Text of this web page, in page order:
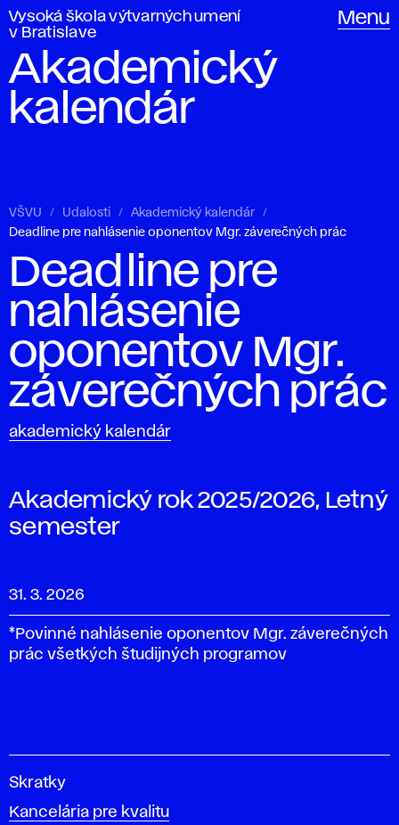
Vysoká škola výtvarných umení
v Bratislave
Menu
Akademický
kalendár
VŠVU Udalosti
Akademický kalendár
Deadline pre nahlásenie oponentov Mgr. záverečných prác
Deadline pre
nahlásenie
oponentov Mgr.
záverečných prác
akademický kalendár
Akademický rok 2025/2026, Letný
semester
31. 3. 2026
*Povinné nahlásenie oponentov Mgr. záverečných
prác všetkých študijných programov
V
s
Skratky
Kancelária pre kvalitu